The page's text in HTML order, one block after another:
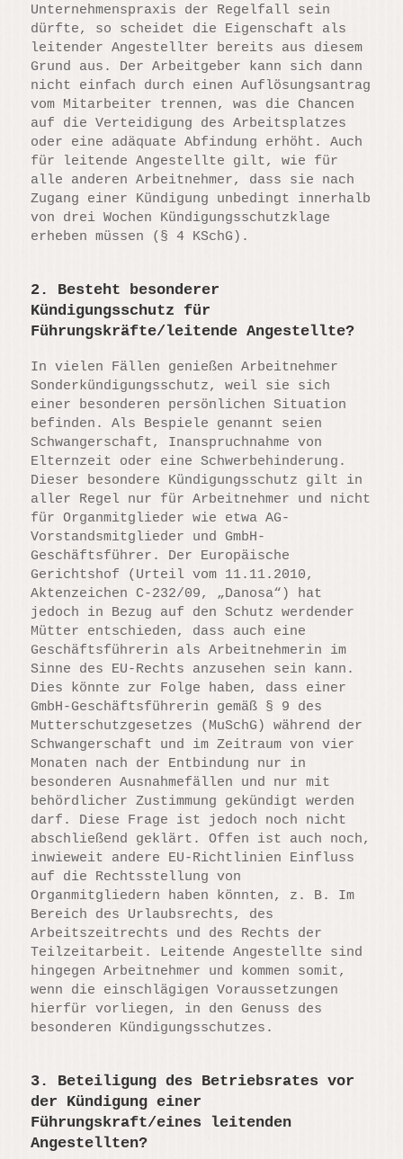
Unternehmenspraxis der Regelfall sein
dürfte, so scheidet die Eigenschaft als
leitender Angestellter bereits aus diesem
Grund aus. Der Arbeitgeber kann sich dann
nicht einfach durch einen Auflösungsantrag
vom Mitarbeiter trennen, was die Chancen
auf die Verteidigung des Arbeitsplatzes
oder eine adäquate Abfindung erhöht. Auch
für leitende Angestellte gilt, wie für
alle anderen Arbeitnehmer, dass sie nach
Zugang einer Kündigung unbedingt innerhalb
von drei Wochen Kündigungsschutzklage
erheben müssen (§ 4 KSchG).
2. Besteht besonderer
Kündigungsschutz für
Führungskräfte/leitende Angestellte?
In vielen Fällen genießen Arbeitnehmer
Sonderkündigungsschutz, weil sie sich
einer besonderen persönlichen Situation
befinden. Als Bespiele genannt seien
Schwangerschaft, Inanspruchnahme von
Elternzeit oder eine Schwerbehinderung.
Dieser besondere Kündigungsschutz gilt in
aller Regel nur für Arbeitnehmer und nicht
für Organmitglieder wie etwa AG-
Vorstandsmitglieder und GmbH-
Geschäftsführer. Der Europäische
Gerichtshof (Urteil vom 11.11.2010,
Aktenzeichen C-232/09, „Danosa“) hat
jedoch in Bezug auf den Schutz werdender
Mütter entschieden, dass auch eine
Geschäftsführerin als Arbeitnehmerin im
Sinne des EU-Rechts anzusehen sein kann.
Dies könnte zur Folge haben, dass einer
GmbH-Geschäftsführerin gemäß § 9 des
Mutterschutzgesetzes (MuSchG) während der
Schwangerschaft und im Zeitraum von vier
Monaten nach der Entbindung nur in
besonderen Ausnahmefällen und nur mit
behördlicher Zustimmung gekündigt werden
darf. Diese Frage ist jedoch noch nicht
abschließend geklärt. Offen ist auch noch,
inwieweit andere EU-Richtlinien Einfluss
auf die Rechtsstellung von
Organmitgliedern haben könnten, z. B. Im
Bereich des Urlaubsrechts, des
Arbeitszeitrechts und des Rechts der
Teilzeitarbeit. Leitende Angestellte sind
hingegen Arbeitnehmer und kommen somit,
wenn die einschlägigen Voraussetzungen
hierfür vorliegen, in den Genuss des
besonderen Kündigungsschutzes.
3. Beteiligung des Betriebsrates vor
der Kündigung einer
Führungskraft/eines leitenden
Angestellten?